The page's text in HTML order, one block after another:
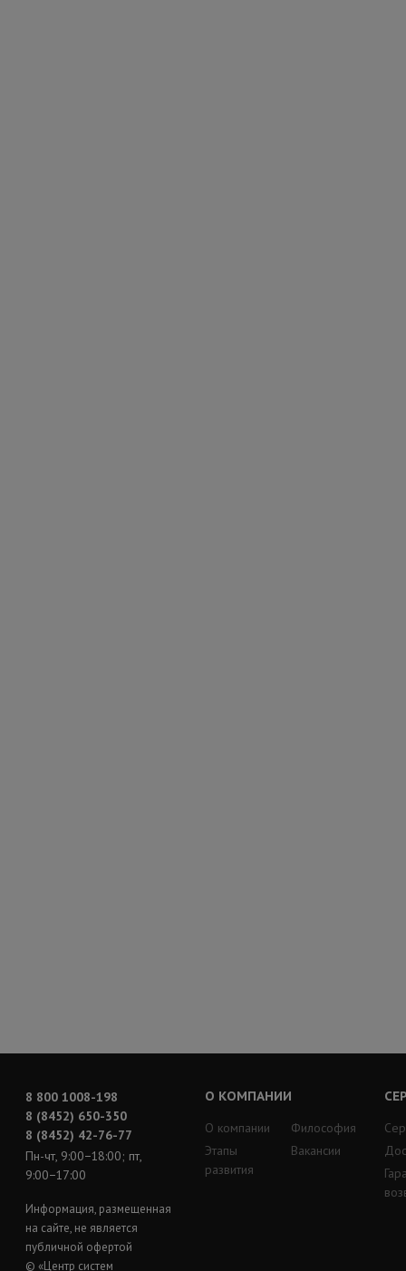
8 800 1008-198
8 (8452) 650-350
8 (8452) 42-76-77
Пн-чт, 9:00−18:00; пт,
9:00−17:00
Информация, размещенная
на сайте, не является
публичной офертой
© «Центр систем
О КОМПАНИИ
О компании
Этапы
развития
Философия
Вакансии